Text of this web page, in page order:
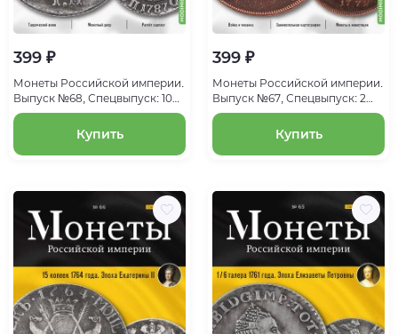
399 ₽
Монеты Российской империи.
Выпуск №68, Спецвыпуск: 10
копеек 1787 года. Эпоха
Екатерины IIКупить
399 ₽
Монеты Российской империи.
Выпуск №67, Спецвыпуск: 2
пара/3 копейки 1772 года
Купить